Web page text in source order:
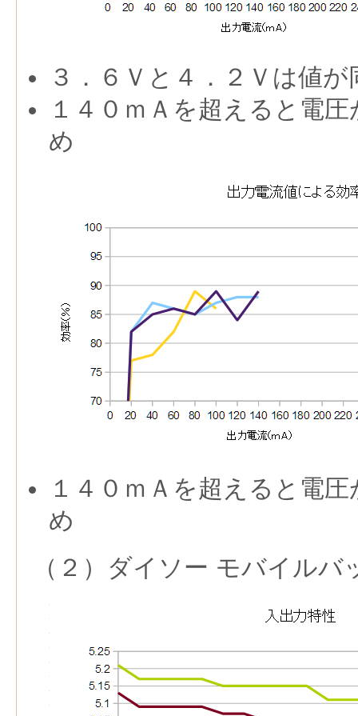
３．６Ｖと４．２Ｖは値が
１４０ｍＡを超えると電
め
１４０ｍＡを超えると電
め
（２）ダイソー モバイルバ